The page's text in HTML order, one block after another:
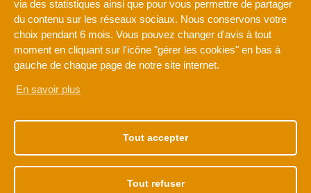
via des statistiques ainsi que pour vous permettre de partager
du contenu sur les réseaux sociaux. Nous conservons votre
choix pendant 6 mois. Vous pouvez changer d'avis à tout
moment en cliquant sur l'icône "gérer les cookies" en bas à
gauche de chaque page de notre site internet.
En savoir plus
Tout accepter
Tout refuser
Votre adresse de messagerie est uniquement utilisée pour
vous envoyer notre lettre d'information ainsi que des
informations concernant les activités de L'Orée de la Brie. Vous
pouvez à tout moment utiliser le lien de désabonnement intégré
dans la newsletter.
77170 BRIE-COMTE-
ROBERT
01 60 62 15 81
de 9h à 12h30
et de 13h30 à 17h30